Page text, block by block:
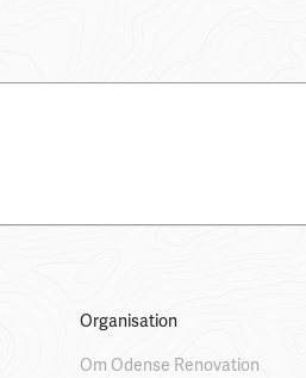
Organisation
Om Odense Renovation